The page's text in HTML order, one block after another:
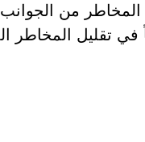
المخاطر من